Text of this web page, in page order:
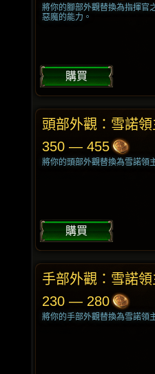
將你的腳部外觀替換為指揮官
惡魔的能力。
購買
頭部外觀：雪諾領
350 — 455
將你的頭部外觀替換為雪諾領
購買
手部外觀：雪諾領
230 — 280
將你的手部外觀替換為雪諾領